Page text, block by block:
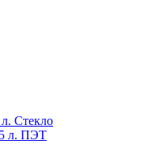
Стекло
л. ПЭТ